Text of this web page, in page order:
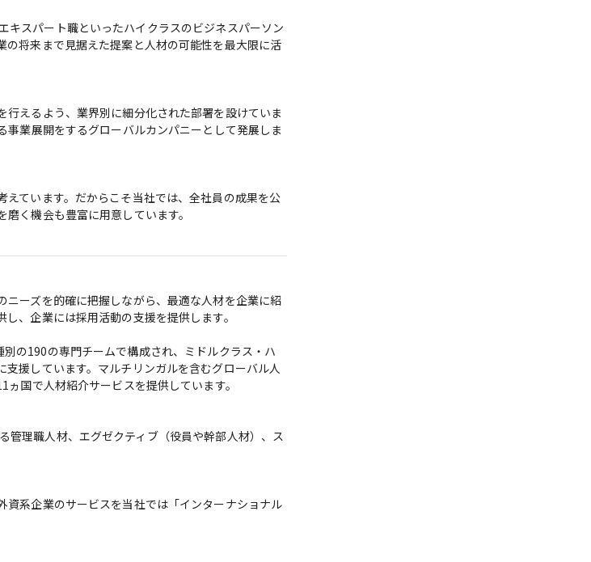
スパート職といったハイクラスのビジネスパーソン
将来まで見据えた提案と人材の可能性を最大限に活
えるよう、業界別に細分化された部署を設けていま
業展開をするグローバルカンパニーとして発展しま
ています。だからこそ当社では、全社員の成果を公
く機会も豊富に用意しています。
ニーズを的確に把握しながら、最適な人材を企業に紹
、企業には採用活動の支援を提供します。
の190の専門チームで構成され、ミドルクラス・ハ
援しています。マルチリンガルを含むグローバル人
国で人材紹介サービスを提供しています。
理職人材、エグゼクティブ（役員や幹部人材）、ス
系企業のサービスを当社では「インターナショナル